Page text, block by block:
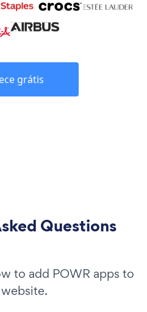
grátis
Questions
to add POWR apps to